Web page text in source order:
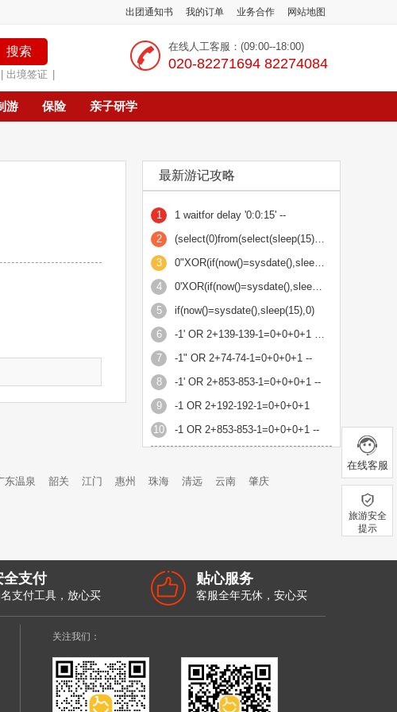
出团通知书 我的订单 业务合作 网站地图
搜索
出境签证
在线人工客服：(09:00--18:00)
‭020-82271694 82274084
游 保险 亲子研学
最新游记攻略
1
1 waitfor delay '0:0:15' --
2
(select(0)from(select(sleep(15)))v)/*'+(select(0)from(select(sleep(15)))v)+'"+(select(0)from(se
3
0"XOR(if(now()=sysdate(),sleep(15),0))XOR"Z
4
0'XOR(if(now()=sysdate(),sleep(15),0))XOR'Z
5
if(now()=sysdate(),sleep(15),0)
6
-1' OR 2+139-139-1=0+0+0+1 or 'Fso7LBgu'='
7
-1" OR 2+74-74-1=0+0+0+1 --
8
-1' OR 2+853-853-1=0+0+0+1 --
9
-1 OR 2+192-192-1=0+0+0+1
10
-1 OR 2+853-853-1=0+0+0+1 --
东温泉 韶关 江门 惠州 珠海 清远 云南
肇庆
全支付
支付工具，放心买
贴心服务
客服全年无休，安心买
关注我们：
在线客服
旅游安全
提示